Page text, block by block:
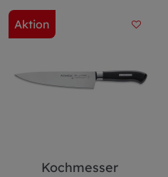
Aktion
Kochmesser